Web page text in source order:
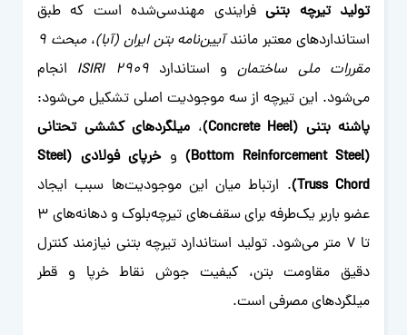
تولید تیرچه بتنیفرایندی مهندسی‌شده است که طبق
استانداردهای معتبر مانندآیین‌نامه بتن ایران (آبا)،
مبحث ۹
مقررات ملی ساختمانو استانداردISIRI 2909 انجام
می‌شود. این تیرچه از سه موجودیت اصلی تشکیل می‌شود:
پاشنه بتنی (Concrete Heel)
، میلگردهای کششی تحتانی
(Bottom Reinforcement Steel)
و
خرپای فولادی (Steel
Truss Chord) . ارتباط میان این موجودیت‌ها سبب ایجاد
عضو باربر یک‌طرفه برای سقف‌های تیرچه‌بلوک و دهانه‌های ۳
تا ۷ متر می‌شود. تولید استاندارد تیرچه بتنی نیازمند کنترل
دقیق مقاومت بتن، کیفیت جوش نقاط خرپا و قطر
میلگردهای مصرفی است.